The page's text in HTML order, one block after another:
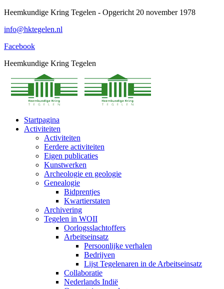
Spring
content
Heemkundige Kring Tegelen - Opgericht 20 november 1978
info@hktegelen.nl
Facebook
Heemkundige Kring Tegelen
Startpagina
Activiteiten
Activiteiten
Eerdere activiteiten
Eigen publicaties
Kunstwerken
Archeologie en geologie
Genealogie
Bidprentjes
Kwartierstaten
Archivering
Tegelen in WOII
Oorlogsslachtoffers
Arbeitseinsatz
Persoonlijke verhalen
Bedrijven
Lijst Tegelenaren in de Arbeitseinsatz
Collaboratie
Nederlands Indië